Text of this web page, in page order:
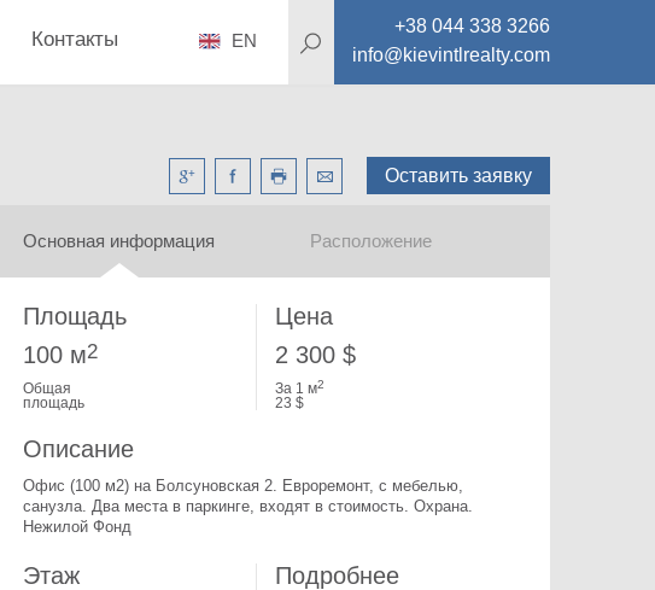
Контакты
+38 044 338 3266
info@kievintlrealty.com
EN
Оставить заявку
Основная информация Расположение
Площадь
100 м2
Общая
площадь
Цена
2 300 $
За 1 м2
23 $
Описание
Офис (100 м2) на Болсуновская 2. Евроремонт, с мебелью,
санузла. Два места в паркинге, входят в стоимость. Охрана.
Нежилой Фонд
Этаж Подробнее